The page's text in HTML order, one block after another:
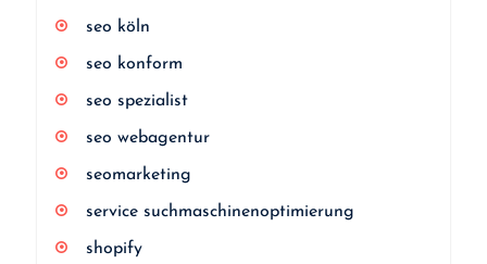
seo köln
seo konform
seo spezialist
seo webagentur
seomarketing
service suchmaschinenoptimierung
shopify